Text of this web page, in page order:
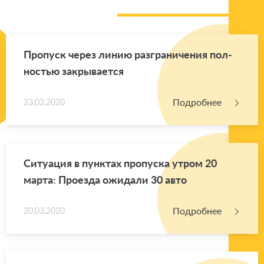
Про­пуск через линию раз­гра­ни­че­ния пол­
но­стью за­кры­ва­ет­ся
23.03.2020 Подробнее
Си­ту­а­ция в пунк­тах про­пус­ка утром 20
марта: Про­ез­да ожи­да­ли 30 авто
20.03.2020 Подробнее